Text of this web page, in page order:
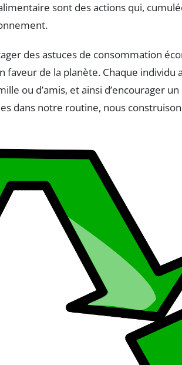
sont des actions qui,
des astuces de consommation
de la planète. Chaque individu
ou d’amis, et ainsi d’encourager
dans notre routine, nous